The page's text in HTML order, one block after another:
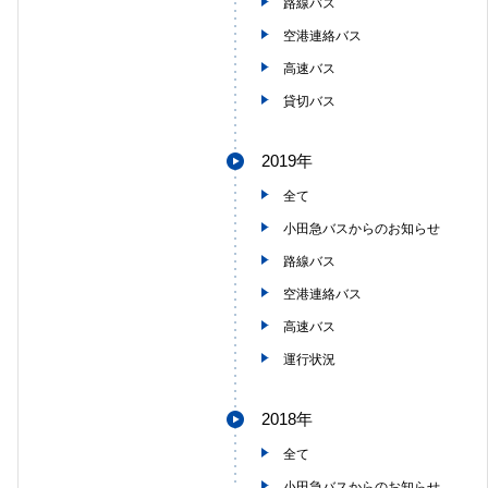
空港連絡バス
高速バス
貸切バス
2019年
全て
小田急バスからのお知らせ
路線バス
空港連絡バス
高速バス
運行状況
2018年
全て